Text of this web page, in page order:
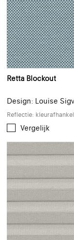
Retta Blockout
Design: Louise
Reflectie:
Vergelijk